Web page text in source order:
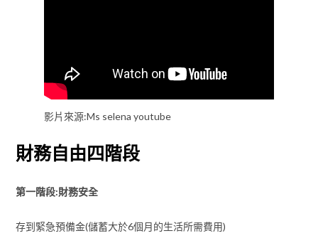
影片來源:Ms selena youtube
財務自由四階段
第一階段:財務安全
存到緊急預備金(儲蓄大於6個月的生活所需費用)